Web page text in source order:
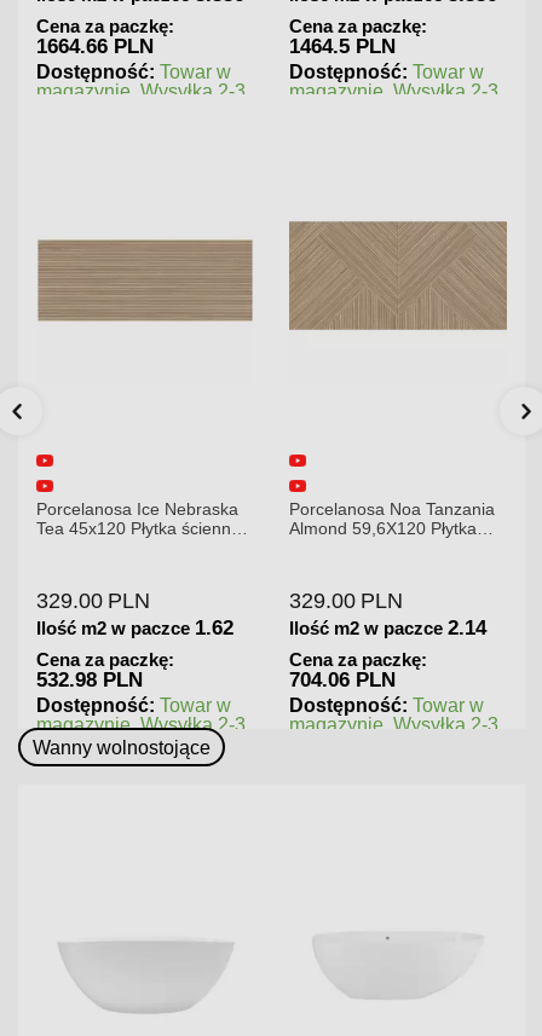
Cena za paczkę:
1464.5 PLN
Dostępność: Towar w
magazynie. Wysyłka 2-3
Cena za paczkę:
202.5 PLN
Dostępność: Towar w
magazynie. Wysyłka 2-3
Porcelanosa Noa Tanzania
Almond 59,6X120 Płytka
329.00 PLN
Ilość m2 w paczce 2.14
Cena za paczkę:
704.06 PLN
Dostępność: Towar w
magazynie. Wysyłka 2-3
dni.
Porcelanosa Karachi Grey
120x120x8,5mm płytka
379.00 PLN
Ilość m2 w paczce 1.44
Cena za paczkę:
545.76 PLN
Dostępność: Towar w
magazynie. Wysyłka 2-3
Wanny wolnostojące